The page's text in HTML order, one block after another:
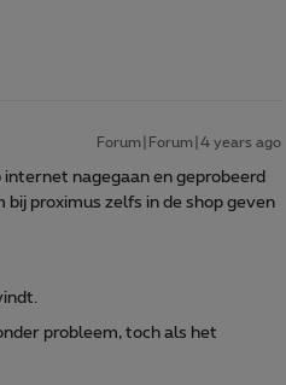
Forum|Forum|4 years ago
nagegaan en geprobeerd
proximus zelfs in de shop geven
probleem, toch als het